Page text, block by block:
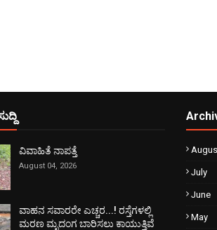
ವಿವಾಹಿತೆ ನಾಪತ್ತೆ
August 04, 2026
ವಾಹನ ಸವಾರರೇ ಎಚ್ಚರ...! ರಸ್ತೆಗಳಲ್ಲಿ
ಮರಣ ಮೃದಂಗ ಬಾರಿಸಲು ಕಾಯುತ್ತಿವೆ
July
June
May